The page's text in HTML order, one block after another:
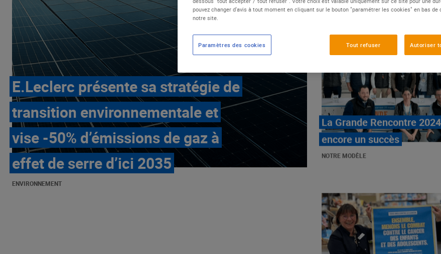
E.Leclerc présente sa stratégie de
transition environnementale et
vise -50% d’émissions de gaz à
effet de serre d’ici 2035
ENVIRONNEMENT
E.Leclerc, mobilisé contre
les cancers pédiatriques
NOTRE MODÈLE
pouvez changer d'avis à tout moment en cliquant sur le bouton "paramétrer les cookies" en bas de
notre site.
Tout refuser Autoriser
Paramètres des cookies